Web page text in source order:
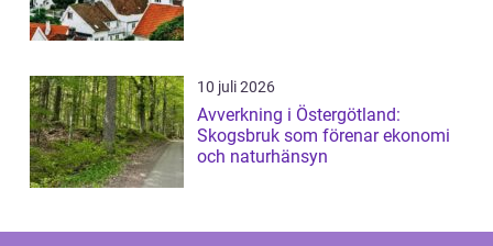
10 juli 2026
Avverkning i Östergötland:
Skogsbruk som förenar ekonomi
och naturhänsyn